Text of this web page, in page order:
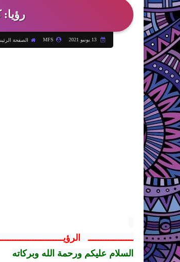
13 يونيو 2021 MFS الصفحة
ــــــــــــــــــ
السلام عليكم ورحمة الله وبركاته